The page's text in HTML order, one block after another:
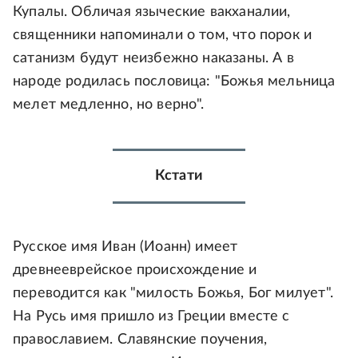
Купалы. Обличая языческие вакханалии,
священники напоминали о том, что порок и
сатанизм будут неизбежно наказаны. А в
народе родилась пословица: "Божья мельница
мелет медленно, но верно".
Кстати
Русское имя Иван (Иоанн) имеет
древнееврейское происхождение и
переводится как "милость Божья, Бог милует".
На Русь имя пришло из Греции вместе с
православием. Славянские поучения,